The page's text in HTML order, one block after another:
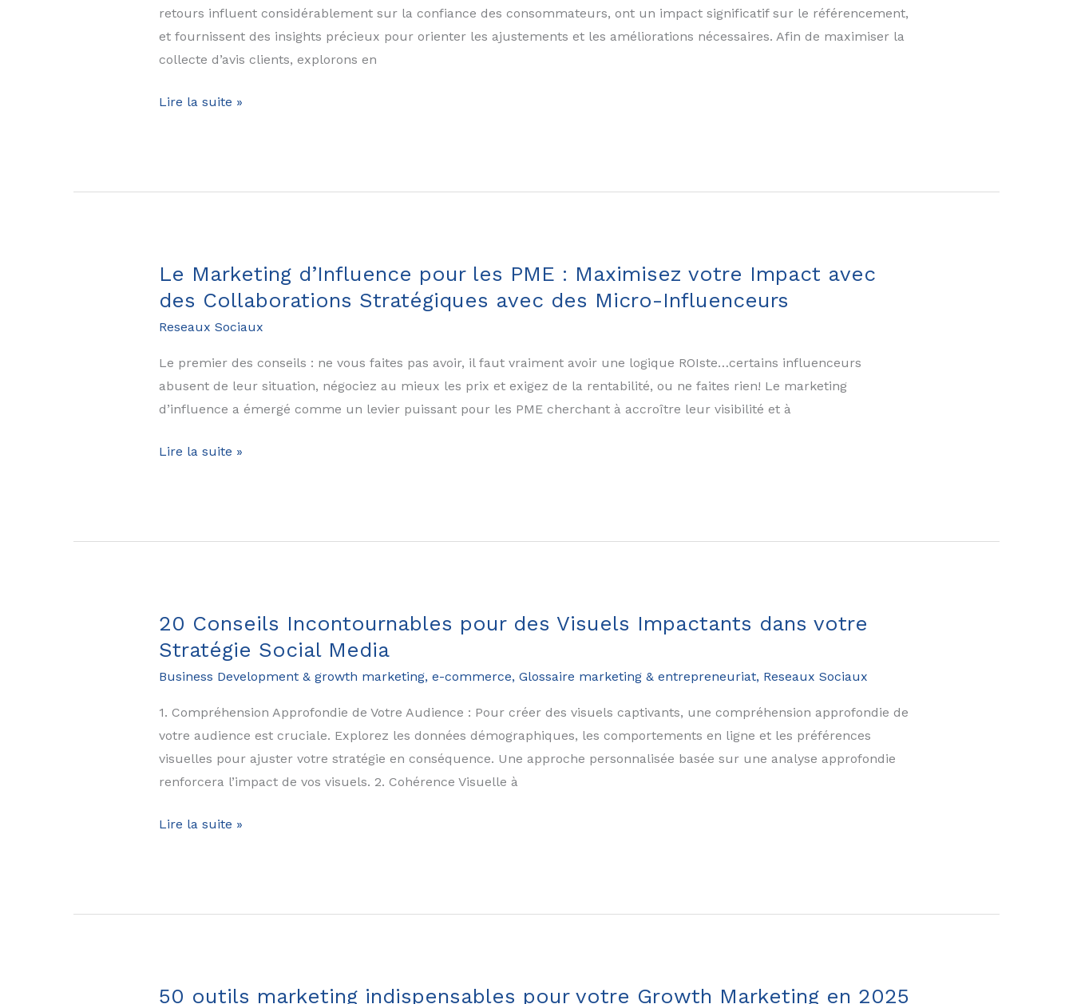
Influencer
les
Comportements
retours influent considérablement sur la confiance des consommateurs, ont un impact significatif sur le référencement,
et fournissent des insights précieux pour orienter les ajustements et les améliorations nécessaires. Afin de maximiser la
collecte d’avis clients, explorons en
Optimiser
Clients
Incontournables
Lire la suite »
Le Marketing d’Influence pour les PME : Maximisez votre Impact avec
des Collaborations Stratégiques avec des Micro-Influenceurs
Reseaux Sociaux
Le premier des conseils : ne vous faites pas avoir, il faut vraiment avoir une logique ROIste…certains influenceurs
abusent de leur situation, négociez au mieux les prix et exigez de la rentabilité, ou ne faites rien! Le marketing
d’influence a émergé comme un levier puissant pour les PME cherchant à accroître leur visibilité et à
Le
les
votre
Impact
avec
des
Collaborations
Stratégiques
avec
Micro-
Lire la suite »
20 Conseils Incontournables pour des Visuels Impactants dans votre
Stratégie Social Media
Business Development & growth marketing, e-commerce, Glossaire marketing & entrepreneuriat, Reseaux Sociaux
1. Compréhension Approfondie de Votre Audience : Pour créer des visuels captivants, une compréhension approfondie de
votre audience est cruciale. Explorez les données démographiques, les comportements en ligne et les préférences
visuelles pour ajuster votre stratégie en conséquence. Une approche personnalisée basée sur une analyse approfondie
renforcera l’impact de vos visuels. 2. Cohérence Visuelle à
20
des
Lire la suite »
50 outils marketing indispensables pour votre Growth Marketing en 2025